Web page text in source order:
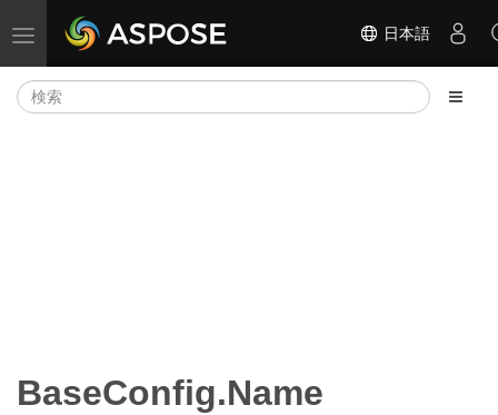
ナビゲーションの切り替え 日本語
BaseConfig.Name